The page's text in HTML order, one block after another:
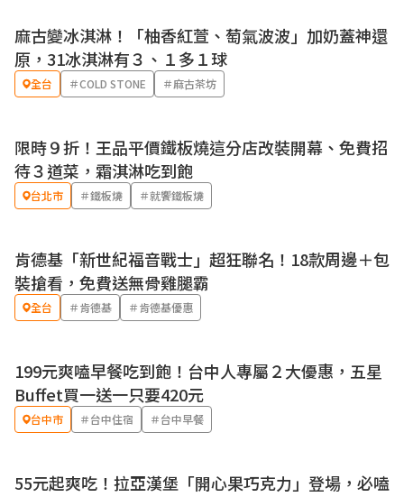
優惠
麻古變冰淇淋！「柚香紅萱、萄氣波波」加奶蓋神還
原，31冰淇淋有３、１多１球
全台 ＃COLD STONE ＃麻古茶坊
限時９折！王品平價鐵板燒這分店改裝開幕、免費招
待３道菜，霜淇淋吃到飽
台北市 ＃鐵板燒 ＃就饗鐵板燒
優惠
肯德基「新世紀福音戰士」超狂聯名！18款周邊＋包
裝搶看，免費送無骨雞腿霸
全台 ＃肯德基 ＃肯德基優惠
優惠
199元爽嗑早餐吃到飽！台中人專屬２大優惠，五星
Buffet買一送一只要420元
台中市 ＃台中住宿 ＃台中早餐
55元起爽吃！拉亞漢堡「開心果巧克力」登場，必嗑